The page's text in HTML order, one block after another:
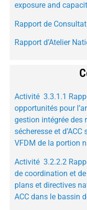
exposure and
Rapport de
Rapport d’Atelier
Activité 3.3.1.1
opportunités pour
gestion intégrée des
sécheresse et
VFDM de la portion
Activité 3.2.2.2
de coordination et
plans et directives
ACC dans le bassin